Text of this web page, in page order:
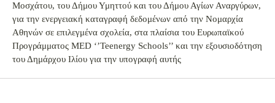
Μοσχάτου, του Δήμου Υμηττού και του Δήμου Αγίων Αναργύρων,
για την ενεργειακή καταγραφή δεδομένων από την Νομαρχία
Αθηνών σε επιλεγμένα σχολεία, στα πλαίσια του Ευρωπαϊκού
Προγράμματος MED ‘’Teenergy Schools’’ και την εξουσιοδότηση
του Δημάρχου Ιλίου για την υπογραφή αυτής